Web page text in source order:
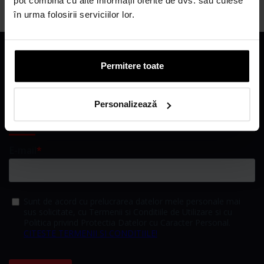
în urma folosirii serviciilor lor.
Permitere toate
Personalizează
CATEGORII PRODUSE
ÎNSCRIE-TE LA NEWSLETTER!